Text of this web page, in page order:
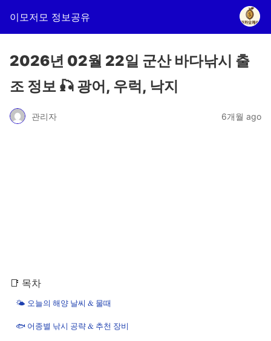
이모저모 정보공유
2026년 02월 22일 군산 바다낚시 출
조 정보 🎣 광어, 우럭, 낙지
관리자 6개월 ago
📑 목차
🌤️ 오늘의 해양 날씨 & 물때
🐟 어종별 낚시 공략 & 추천 장비